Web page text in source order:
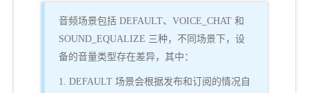
音频场景包括 DEFAULT、VOICE_CHAT 和
SOUND_EQUALIZE 三种，不同场景下，设
备的音量类型存在差异，其中：
1. DEFAULT 场景会根据发布和订阅的情况自